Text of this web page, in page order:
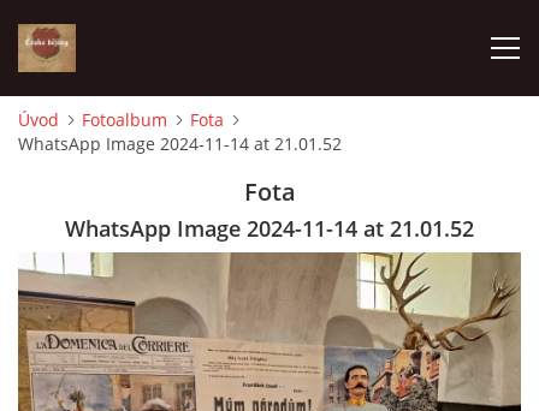
ÚVOD
VÝBĚR PODLE VAŠICH POTŘEB
JAK VŠE PROBÍHÁ
ČESKÉ DĚJINY
Úvod Fotoalbum
Fota
WhatsApp Image 2024-11-14 at 21.01.52
Fota
WhatsApp Image 2024-11-14 at 21.01.52